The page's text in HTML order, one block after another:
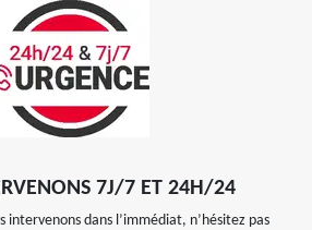
7J/7 ET 24H/24
intervenons dans l’immédiat, n’hésitez pas